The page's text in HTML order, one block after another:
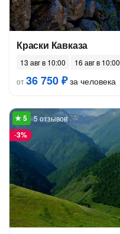
Краски Кавказа
13 авг в 10:00
16 авг в 10:00
от36 750 ₽за человека
-3%
5 отзывов